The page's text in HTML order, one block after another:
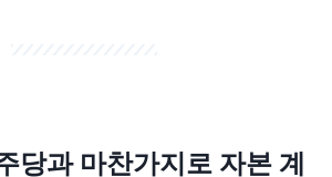
당과 마찬가지로 자본 계